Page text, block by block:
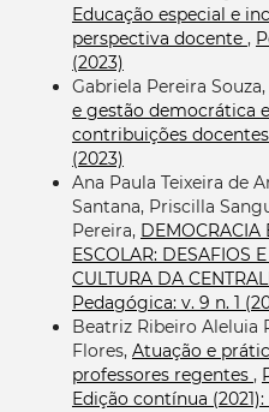
Educação especial e
perspectiva docente ,
(2023)
Gabriela Pereira Souza,
e gestão democrática
contribuições docentes
(2023)
Ana Paula Teixeira de
Santana, Priscilla
Pereira, DEMOCRACIA
ESCOLAR: DESAFIOS
CULTURA DA
Pedagógica: v. 9 n. 1
Beatriz Ribeiro Aleluia
Flores, Atuação e
professores regentes ,
Edição contínua